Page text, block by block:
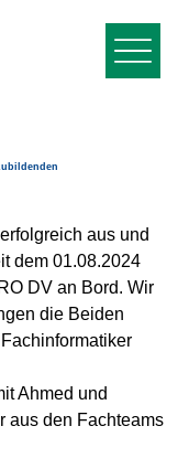
aus und
dem 01.08.2024
DV an Bord. Wir
die Beiden
Ahmed und
aus den Fachteams